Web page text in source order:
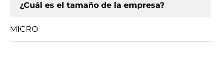
¿Cuál es el tamaño de la empresa?
MICRO